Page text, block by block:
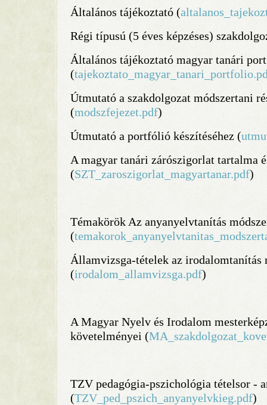
Általános tájékoztató (
Régi típusú (5 éves képzéses)
Általános tájékoztató magyar tanári
(
Útmutató a szakdolgozat módszertani
(modszfejezet.pdf)
Útmutató a portfólió készítéséhez (
A magyar tanári zárószigorlat tartalma
(SZT_zaroszigorlat_magyartanar.pdf)
Témakörök Az anyanyelvtanítás
(
Államvizsga-tételek az irodalomtanítás
(irodalom_allamvizsga.pdf)
A Magyar Nyelv és Irodalom
követelményei (
TZV pedagógia-pszichológia tételsor -
(TZV_ped_pszich_anyanyelvkieg.pdf)